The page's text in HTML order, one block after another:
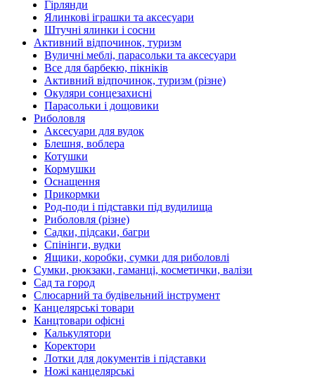
Гірлянди
Ялинкові іграшки та аксесуари
Штучні ялинки і сосни
Активний відпочинок, туризм
Вуличні меблі, парасольки та аксесуари
Все для барбекю, пікніків
Активний відпочинок, туризм (різне)
Окуляри сонцезахисні
Парасольки і дощовики
Риболовля
Аксесуари для вудок
Блешня, воблера
Котушки
Кормушки
Оснащення
Прикормки
Род-поди і підставки під вудилища
Риболовля (різне)
Садки, підсаки, багри
Спінінги, вудки
Ящики, коробки, сумки для риболовлі
Сумки, рюкзаки, гаманці, косметички, валізи
Сад та город
Слюсарний та будівельний інструмент
Канцелярські товари
Канцтовари офісні
Калькулятори
Коректори
Лотки для документів і підставки
Ножі канцелярські